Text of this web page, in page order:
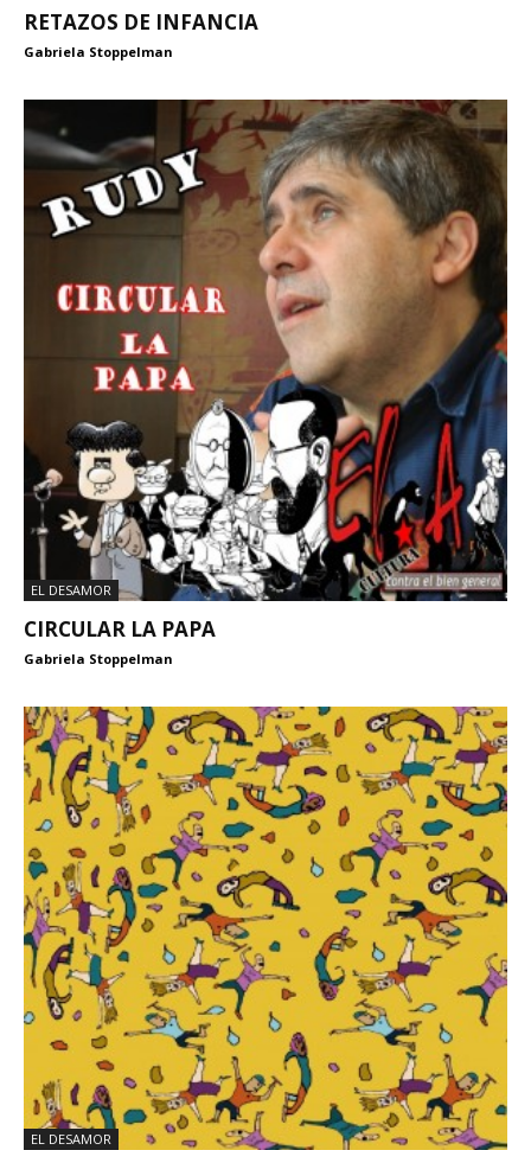
RETAZOS DE INFANCIA
Gabriela Stoppelman
EL DESAMOR
CIRCULAR LA PAPA
Gabriela Stoppelman
EL DESAMOR